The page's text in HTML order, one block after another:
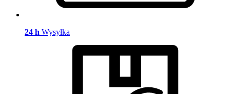
24 h Wysyłka